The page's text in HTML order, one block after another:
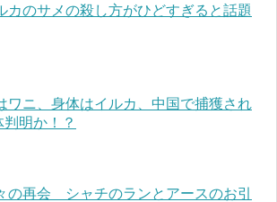
カのサメの殺し方がひどすぎると話題
ワニ、身体はイルカ、中国で捕獲され
明か！？
の再会 シャチのランとアースのお引